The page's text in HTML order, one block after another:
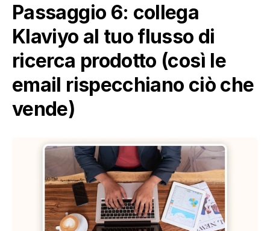
Passaggio 6: collega
Klaviyo al tuo flusso di
ricerca prodotto (così le
email rispecchiano ciò che
vende)